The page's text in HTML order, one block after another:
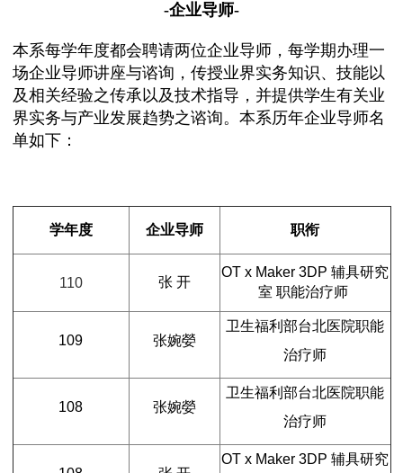
-企业导师-
本系每学年度都会聘请两位企业导师，每学期办理一
场企业导师讲座与谘询，传授业界实务知识、技能以
及相关经验之传承以及技术指导，并提供学生有关业
界实务与产业发展趋势之谘询。本系历年企业导师名
单如下：
学年度 企业导师 职衔
110 张 开
OT x Maker 3DP 辅具研究
室 职能治疗师
109 张婉嫈
卫生福利部台北医院职能
治疗师
108 张婉嫈
卫生福利部台北医院职能
治疗师
OT x Maker 3DP 辅具研究